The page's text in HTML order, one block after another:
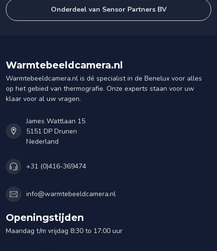
Onderdeel van Sensor Partners BV
Warmtebeeldcamera.nl
Warmtebeeldcamera.nl is dé specialist in de Benelux voor alles
op het gebied van thermografie. Onze experts staan voor uw
klaar voor al uw vragen.
James Wattlaan 15
5151 DP Drunen
Nederland
+31 (0)416-369474
info@warmtebeeldcamera.nl
Openingstijden
Maandag t/m vrijdag 8:30 to 17:00 uur